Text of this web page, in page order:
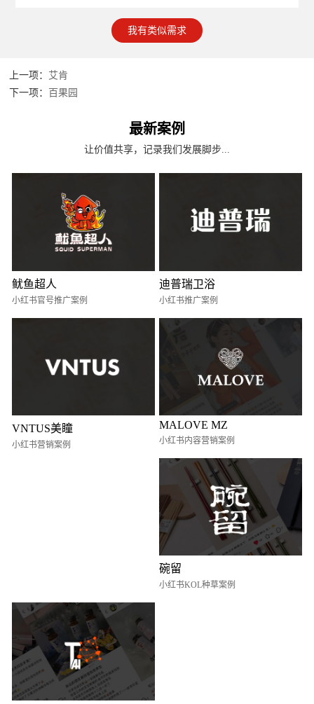
我有类似需求
上一项： 艾肯
下一项：
百果园
最新案例
让价值共享，记录我们发展脚步...
鱿鱼超人
小红书官号推广案例
迪普瑞卫浴
小红书推广案例
VNTUS美瞳
小红书营销案例
MALOVE MZ
小红书内容营销案例
碗留
小红书KOL种草案例